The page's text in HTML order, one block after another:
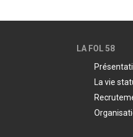
LA FOL 58
La vie